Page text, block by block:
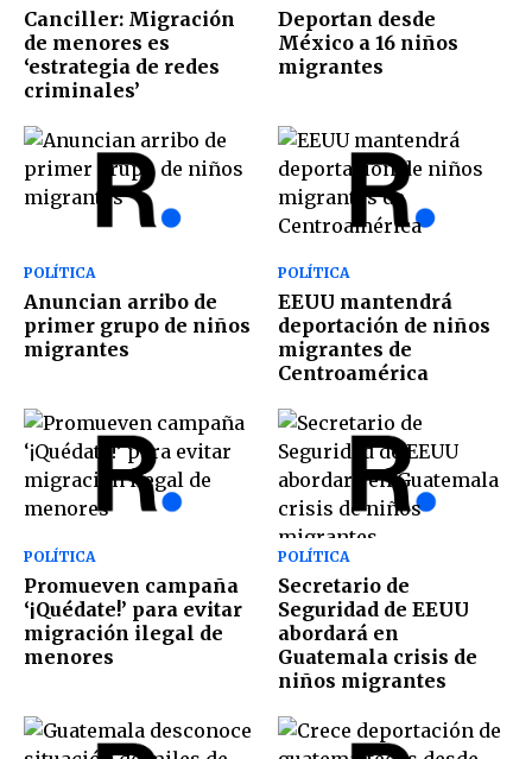
Canciller: Migración
de menores es
‘estrategia de redes
criminales’
Deportan desde
México a 16 niños
migrantes
POLÍTICA
Anuncian arribo de
primer grupo de niños
migrantes
POLÍTICA
EEUU mantendrá
deportación de niños
migrantes de
Centroamérica
POLÍTICA
Promueven campaña
‘¡Quédate!’ para evitar
migración ilegal de
menores
POLÍTICA
Secretario de
Seguridad de EEUU
abordará en
Guatemala crisis de
niños migrantes